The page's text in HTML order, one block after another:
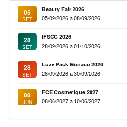
05
SET
Beauty Fair 2026
05/09/2026 a 08/09/2026
28
SET
IFSCC 2026
28/09/2026 a 01/10/2026
28
SET
Luxe Pack Monaco 2026
28/09/2026 a 30/09/2026
08
JUN
FCE Cosmetique 2027
08/06/2027 a 10/06/2027